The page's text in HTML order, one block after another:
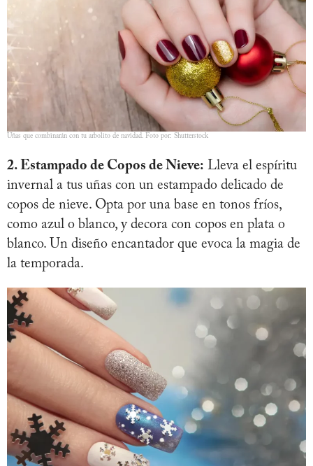
Uñas que combinarán con tu arbolito de navidad. Foto por: Shutterstock
2. Estampado de Copos de Nieve: Lleva el espíritu
invernal a tus uñas con un estampado delicado de
copos de nieve. Opta por una base en tonos fríos,
como azul o blanco, y decora con copos en plata o
blanco. Un diseño encantador que evoca la magia de
la temporada.